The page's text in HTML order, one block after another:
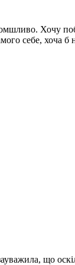
Хочу
себе, хоча б
що